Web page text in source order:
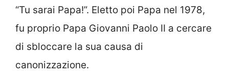
“Tu sarai Papa!”. Eletto poi Papa nel 1978,
fu proprio Papa Giovanni Paolo II a cercare
di sbloccare la sua causa di
canonizzazione.